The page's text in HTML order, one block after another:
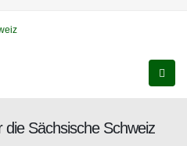
Sächsische Schweiz